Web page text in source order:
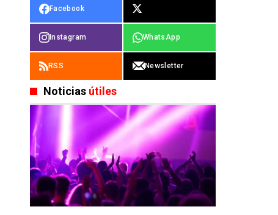
Facebook
Instagram WhatsApp
RSS Newsletter
Noticias útiles